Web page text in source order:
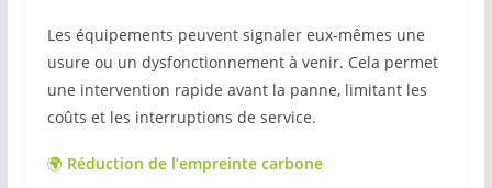
Les équipements peuvent signaler eux-mêmes une
usure ou un dysfonctionnement à venir. Cela permet
une intervention rapide avant la panne, limitant les
coûts et les interruptions de service.
🌍 Réduction de l’empreinte carbone